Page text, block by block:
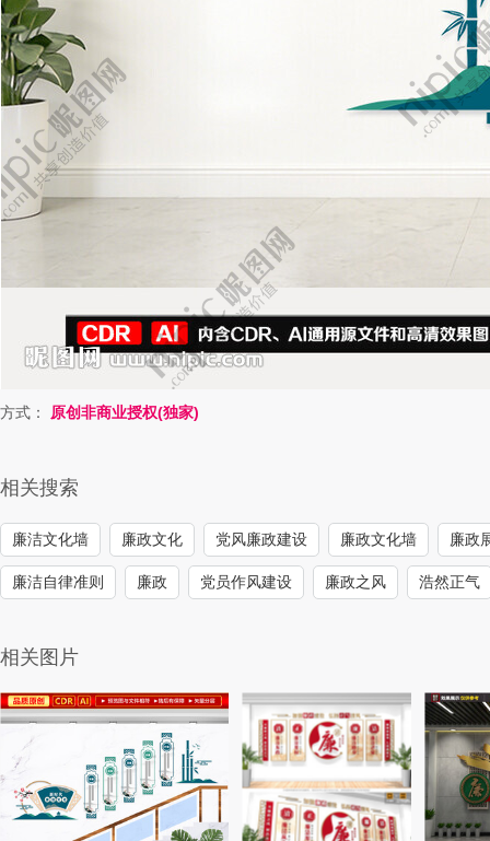
方式： 原创非商业授权(独家)
相关搜索
廉洁文化墙 廉政文化 党风廉政建设 廉政文化墙 廉政
廉洁自律准则 廉政 党员作风建设 廉政之风 浩然正气
相关图片